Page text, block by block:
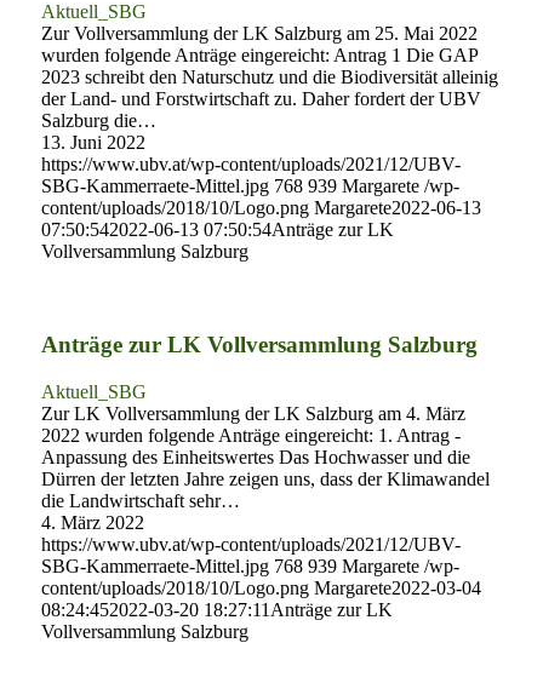
Aktuell_SBG
Zur Vollversammlung der LK Salzburg am 25. Mai 2022
wurden folgende Anträge eingereicht: Antrag 1 Die GAP
2023 schreibt den Naturschutz und die Biodiversität alleinig
der Land- und Forstwirtschaft zu. Daher fordert der UBV
Salzburg die…
13. Juni 2022
https://www.ubv.at/wp-content/uploads/2021/12/UBV-
SBG-Kammerraete-Mittel.jpg 768 939 Margarete /wp-
content/uploads/2018/10/Logo.png Margarete2022-06-13
07:50:542022-06-13 07:50:54Anträge zur LK
Vollversammlung Salzburg
Anträge zur LK Vollversammlung Salzburg
Aktuell_SBG
Zur LK Vollversammlung der LK Salzburg am 4. März
2022 wurden folgende Anträge eingereicht: 1. Antrag -
Anpassung des Einheitswertes Das Hochwasser und die
Dürren der letzten Jahre zeigen uns, dass der Klimawandel
die Landwirtschaft sehr…
4. März 2022
https://www.ubv.at/wp-content/uploads/2021/12/UBV-
SBG-Kammerraete-Mittel.jpg 768 939 Margarete /wp-
content/uploads/2018/10/Logo.png Margarete2022-03-04
08:24:452022-03-20 18:27:11 Anträge zur LK
Vollversammlung Salzburg